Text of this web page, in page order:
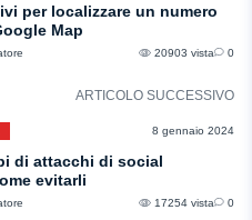
per localizzare un numero
Map
20903 vista 0
ARTICOLO SUCCESSIVO
8 gennaio 2024
di attacchi di social
evitarli
17254 vista 0